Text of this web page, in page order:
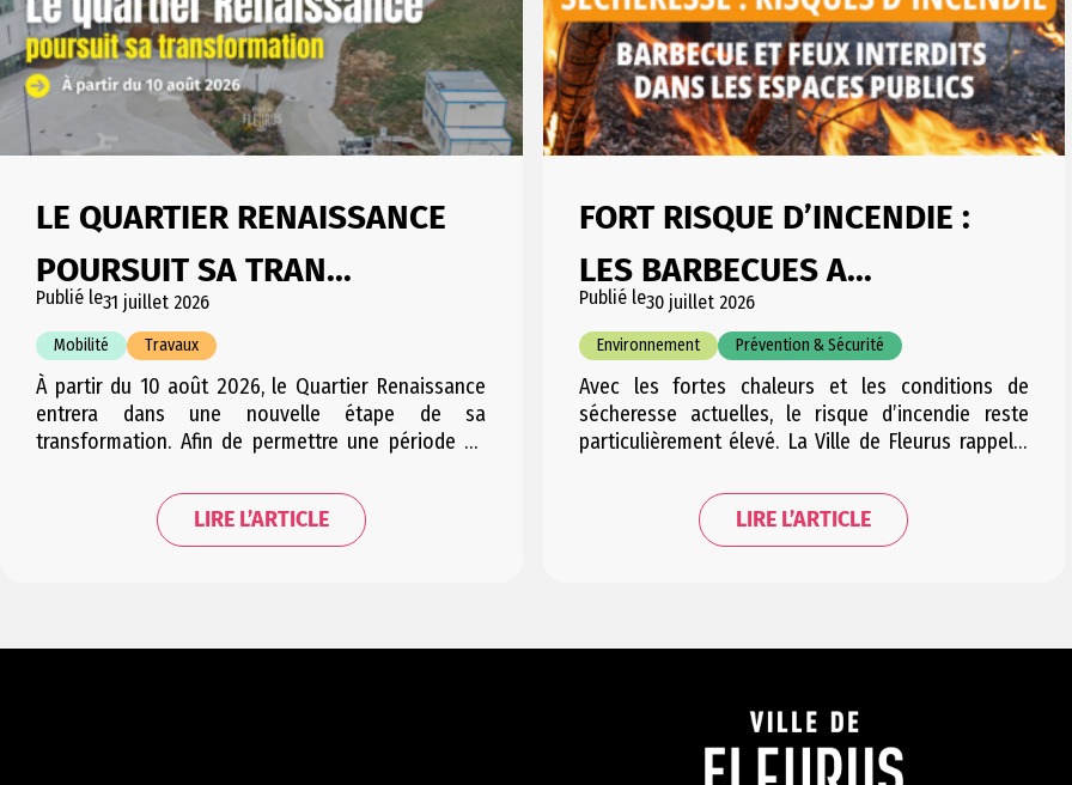
LE QUARTIER RENAISSANCE
POURSUIT SA TRAN...
Publié le31 juillet 2026
Mobilité Travaux
À partir du 10 août 2026, le Quartier Renaissance
entrera dans une nouvelle étape de sa
transformation. Afin de permettre une période de
d’embarras possible pour les riverains, cette étape
sera répartie en plusieurs courtes phases
successives. Les trois phases se suivant
LIRE L’ARTICLE
FORT RISQUE D’INCENDIE :
LES BARBECUES A...
Publié le30 juillet 2026
Environnement Prévention & Sécurité
Avec les fortes chaleurs et les conditions de
sécheresse actuelles, le risque d’incendie reste
particulièrement élevé. La Ville de Fleurus rappelle
plus grande vigilance, notamment dans les espaces
naturels et boisés. Documents utiles Des barbecues
ont encore récemment été observés, notamment à
LIRE L’ARTICLE